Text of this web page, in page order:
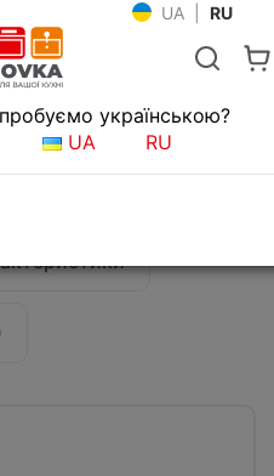
UA RU
Смесители для кухни
Novara-Plus
українською?
UA
RU